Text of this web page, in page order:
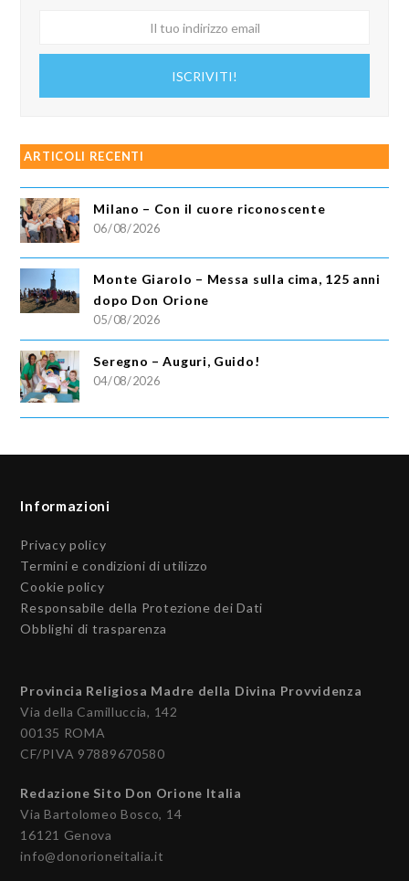
ISCRIVITI!
ARTICOLI RECENTI
Milano – Con il cuore riconoscente
06/08/2026
Monte Giarolo – Messa sulla cima, 125 anni
dopo Don Orione
05/08/2026
Seregno – Auguri, Guido!
04/08/2026
Informazioni
Privacy policy
Termini e condizioni di utilizzo
Cookie policy
Responsabile della Protezione dei Dati
Obblighi di trasparenza
Provincia Religiosa Madre della Divina Provvidenza
Via della Camilluccia, 142
00135 ROMA
CF/PIVA 97889670580
Redazione Sito Don Orione Italia
Via Bartolomeo Bosco, 14
16121 Genova
info@donorioneitalia.it